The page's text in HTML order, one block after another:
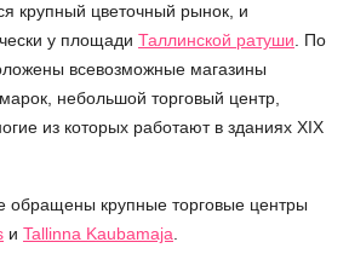
крупный цветочный рынок, и
у площади Таллинской ратуши. По
всевозможные магазины
небольшой торговый центр,
из которых работают в зданиях XIX
обращены крупные торговые центры
и Tallinna Kaubamaja.